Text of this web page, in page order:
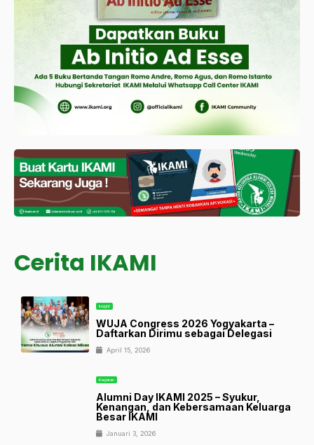
Cerita IKAMI
Insight
WUJA Congress 2026 Yogyakarta –
Daftarkan Dirimu sebagai Delegasi
April 15, 2026
Kegiatan
Alumni Day IKAMI 2025 – Syukur,
Kenangan, dan Kebersamaan Keluarga
Besar IKAMI
Januari 3, 2026